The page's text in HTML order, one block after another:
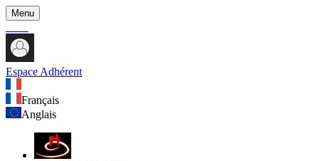
Menu
Espace Adhérent
Français
Anglais